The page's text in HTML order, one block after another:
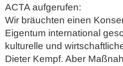
ACTA aufgerufen:
Wir bräuchten einen
Eigentum international
kulturelle und
Dieter Kempf. Aber